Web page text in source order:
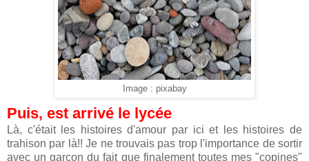
Image : pixabay
Puis, est arrivé le lycée
Là, c'était les histoires d'amour par ici et les histoires de
trahison par là!! Je ne trouvais pas trop l'importance de sortir
avec un garçon du fait que finalement toutes mes "copines"